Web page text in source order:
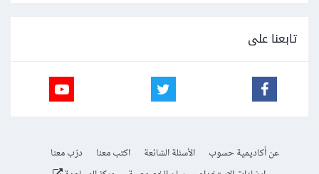
تابعنا على
عن أكاديمية حسوب الأسئلة الشائعة اكتب معنا
درّب معنا